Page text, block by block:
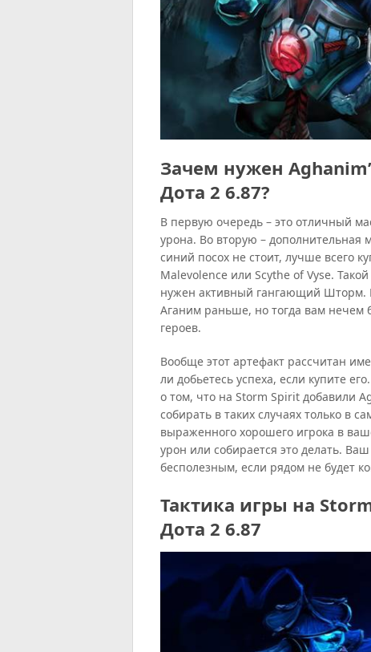
Зачем нужен
Дота 2 6.87?
В первую очередь – это отличный
урона. Во вторую –
синий посох не стоит, лучше всего
Malevolence или Scythe of Vyse.
нужен активный гангающий Шторм.
Аганим раньше, но тогда вам нечем
героев.
Вообще этот артефакт рассчитан
ли добьетесь успеха, если купите
о том, что на Storm Spirit добавили
собирать в таких случаях только в
выраженного хорошего игрока в
урон или собирается это делать.
бесполезным, если рядом не будет
Тактика игры на
Дота 2 6.87